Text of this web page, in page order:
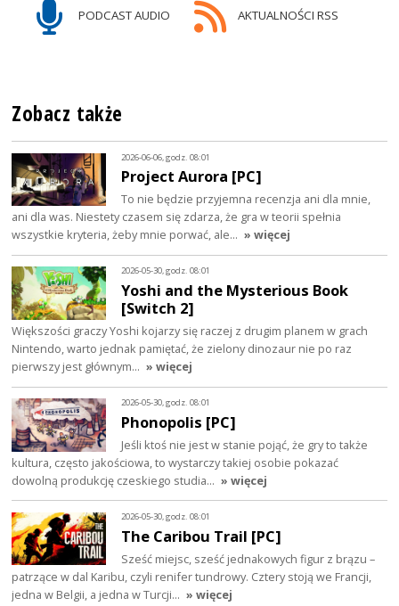
PODCAST AUDIO AKTUALNOŚCI RSS
Zobacz także
2026-06-06, godz. 08:01
Project Aurora [PC]
To nie będzie przyjemna recenzja ani dla mnie,
ani dla was. Niestety czasem się zdarza, że gra w teorii spełnia
wszystkie kryteria, żeby mnie porwać, ale… » więcej
2026-05-30, godz. 08:01
Yoshi and the Mysterious Book
[Switch 2]
Większości graczy Yoshi kojarzy się raczej z drugim planem w grach
Nintendo, warto jednak pamiętać, że zielony dinozaur nie po raz
pierwszy jest głównym… » więcej
2026-05-30, godz. 08:01
Phonopolis [PC]
Jeśli ktoś nie jest w stanie pojąć, że gry to także
kultura, często jakościowa, to wystarczy takiej osobie pokazać
dowolną produkcję czeskiego studia… » więcej
2026-05-30, godz. 08:01
The Caribou Trail [PC]
Sześć miejsc, sześć jednakowych figur z brązu –
patrzące w dal Karibu, czyli renifer tundrowy. Cztery stoją we Francji,
jedna w Belgii, a jedna w Turcji… » więcej